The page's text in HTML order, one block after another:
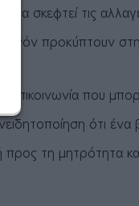
σκεφτεί τις
προκύπτουν στη
που
ότι ένα
τη μητρότητα